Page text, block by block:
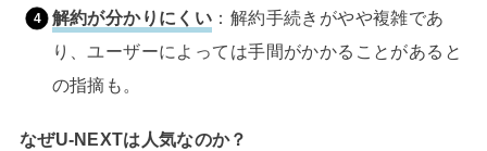
解約が分かりにくい ：解約手続きがやや複雑であ
り、ユーザーによっては手間がかかることがあると
の指摘も。
なぜU-NEXTは人気なのか？